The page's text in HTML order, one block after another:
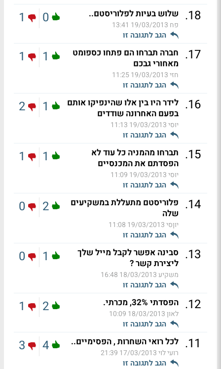
18
. שלוש בעיות לפלוריסטם..
פח 19/03/2013 13:41
הגב לתגובה זו
0
1
17
. חברה תברחו הם פתחו כספומט
מאחורי גבכם
חזי19/03/2013 11:25
הגב לתגובה זו
1
1
16
. לידר היו בין אלו שהינפיקו אותם
בפעם האחרונה שודדים
יוסי19/03/2013 11:13
הגב לתגובה זו
1
2
15
. תברחו מהמניה כל עוד לא
הפסדתם את המכנסיים
יוסי19/03/2013 11:09
הגב לתגובה זו
1
1
14
. פלוריסטם מתעללת במשקיעים
שלה
יוןסי19/03/2013 11:08
הגב לתגובה זו
2
0
13
. סבינה אפשר לקבל מייל שלך
ליצירת קשר ?
משקיע18/03/2013 16:48
הגב לתגובה זו
1
0
12
. הפסדתי 32%, מכרתי.
לאון18/03/2013 10:09
הגב לתגובה זו
2
1
11
. לכל רואי השחרות , הפסימיים..
רועי לוי17/03/2013 21:39
הגב לתגובה זו
4
3